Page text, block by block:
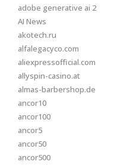
adobe generative ai 2
AI News
akotech.ru
alfalegacyco.com
aliexpressofficial.com
allyspin-casino.at
almas-barbershop.de
ancor10
ancor100
ancor5
ancor50
ancor500